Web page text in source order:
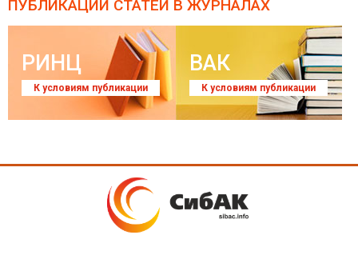
ПУБЛИКАЦИИ СТАТЕЙ В ЖУРНАЛАХ
РИНЦ
К условиям публикации
ВАК
К условиям публикации